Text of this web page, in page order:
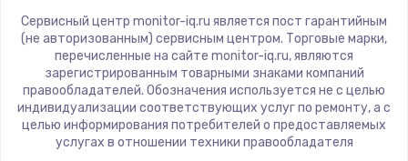
Сервисный центр monitor-iq.ru является пост гарантийным
(не авторизованным) сервисным центром. Торговые марки,
перечисленные на сайте monitor-iq.ru, являются
зарегистрированным товарными знаками компаний
правообладателей. Обозначения используется не с целью
индивидуализации соответствующих услуг по ремонту, а с
целью информирования потребителей о предоставляемых
услугах в отношении техники правообладателя